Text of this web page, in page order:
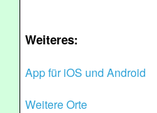
Weiteres:
App für iOS und Android
Weitere Orte